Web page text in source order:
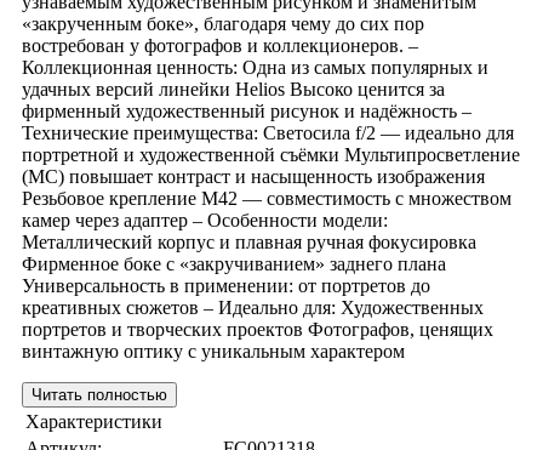
«закрученным боке», благодаря чему до сих пор
востребован у фотографов и коллекционеров. –
Коллекционная ценность: Одна из самых популярных и
удачных версий линейки Helios Высоко ценится за
фирменный художественный рисунок и надёжность –
Технические преимущества: Светосила f/2 — идеально для
портретной и художественной съёмки Мультипросветление
(МС) повышает контраст и насыщенность изображения
Резьбовое крепление М42 — совместимость с множеством
камер через адаптер – Особенности модели:
Металлический корпус и плавная ручная фокусировка
Фирменное боке с «закручиванием» заднего плана
Универсальность в применении: от портретов до
креативных сюжетов – Идеально для: Художественных
портретов и творческих проектов Фотографов, ценящих
винтажную оптику с уникальным характером
Читать полностью
Характеристики